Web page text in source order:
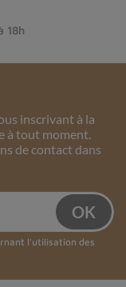
18h
inscrivant à la
à tout moment.
de contact dans
l'utilisation des